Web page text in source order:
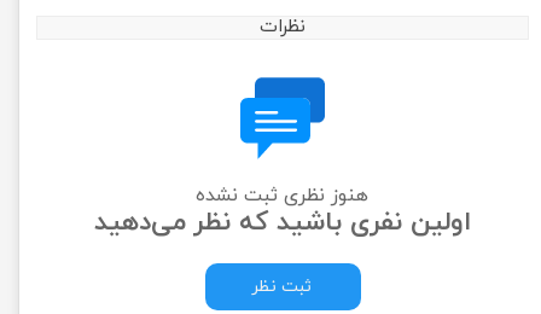
نظرات
هنوز نظری ثبت نشده
اولین نفری باشید که نظر می‌دهید
ثبت نظر